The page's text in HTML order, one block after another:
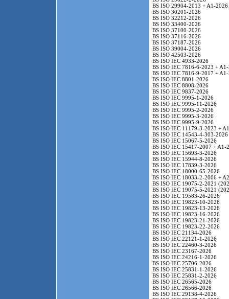
BS ISO 29904-2013 + A1-2026
BS ISO 30201-2026
BS ISO 32212-2026
BS ISO 33400-2026
BS ISO 37100-2026
BS ISO 37116-2026
BS ISO 37187-2026
BS ISO 39004-2026
BS ISO 42503-2026
BS ISO IEC 4933-2026
BS ISO IEC 7816-6-2023 +
BS ISO IEC 7816-9-2017 +
BS ISO IEC 8801-2026
BS ISO IEC 8808-2026
BS ISO IEC 9837-2026
BS ISO IEC 9995-1-2026
BS ISO IEC 9995-11-2026
BS ISO IEC 9995-2-2026
BS ISO IEC 9995-3-2026
BS ISO IEC 9995-9-2026
BS ISO IEC 11179-3-2023 +
BS ISO IEC 14543-4-303-2026
BS ISO IEC 15067-5-2026
BS ISO IEC 15417-2007 + A1-
BS ISO IEC 15693-3-2026
BS ISO IEC 15944-8-2026
BS ISO IEC 17839-3-2026
BS ISO IEC 18000-65-2026
BS ISO IEC 18033-2-2006 +
BS ISO IEC 19075-2-2021
BS ISO IEC 19075-5-2021
BS ISO IEC 19583-26-2026
BS ISO IEC 19823-10-2026
BS ISO IEC 19823-13-2026
BS ISO IEC 19823-16-2026
BS ISO IEC 19823-21-2026
BS ISO IEC 19823-22-2026
BS ISO IEC 21134-2026
BS ISO IEC 22121-1-2026
BS ISO IEC 22460-3-2026
BS ISO IEC 23167-2026
BS ISO IEC 24216-1-2026
BS ISO IEC 25706-2026
BS ISO IEC 25831-1-2026
BS ISO IEC 25831-2-2026
BS ISO IEC 26565-2026
BS ISO IEC 26566-2026
BS ISO IEC 29138-4-2026